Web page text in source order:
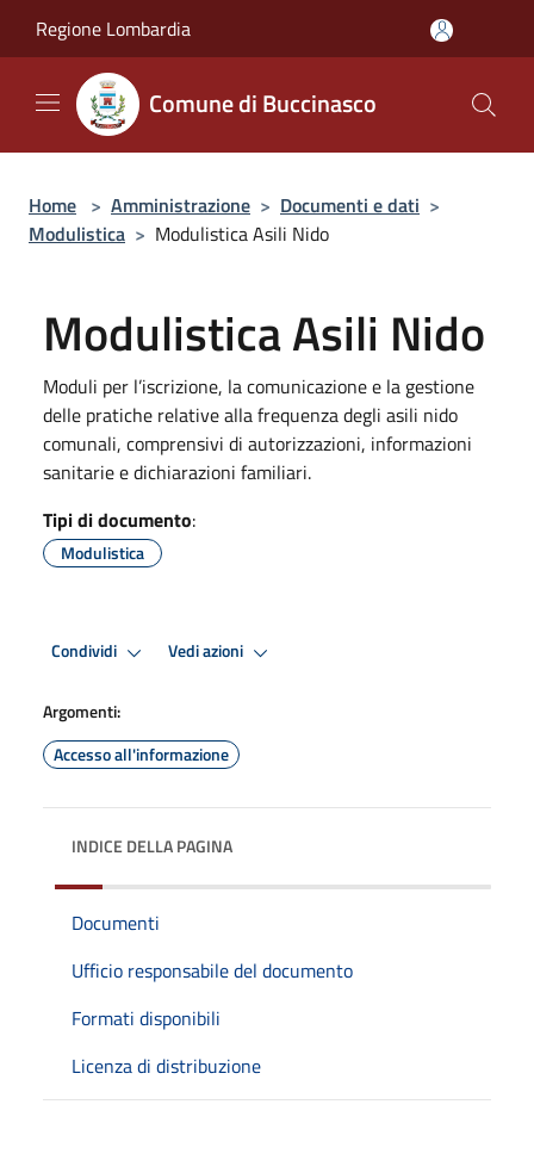
Regione Lombardia
Comune di Buccinasco
Home > Amministrazione > Documenti e dati >
Modulistica > Modulistica Asili Nido
Modulistica Asili Nido
Moduli per l’iscrizione, la comunicazione e la gestione
delle pratiche relative alla frequenza degli asili nido
comunali, comprensivi di autorizzazioni, informazioni
sanitarie e dichiarazioni familiari.
Tipi di documento:
Modulistica
Condividi Vedi azioni
Argomenti:
Accesso all'informazione
INDICE DELLA PAGINA
Documenti
Ufficio responsabile del documento
Formati disponibili
Licenza di distribuzione